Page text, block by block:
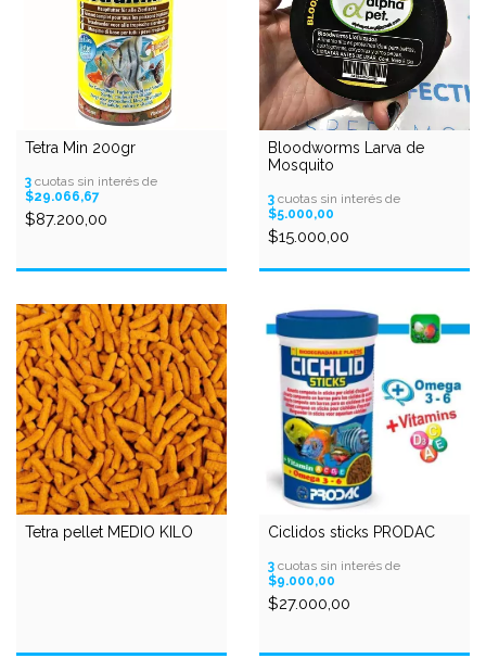
Tetra Min 200gr
3 cuotas sin interés de
$29.066,67
$87.200,00
Bloodworms Larva de
Mosquito
3 cuotas sin interés de
$5.000,00
$15.000,00
Tetra pellet MEDIO KILO Ciclidos sticks PRODAC
3 cuotas sin interés de
$9.000,00
$27.000,00